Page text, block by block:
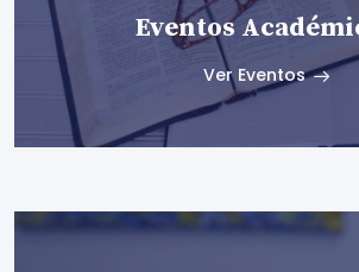
Eventos
Ver Eventos